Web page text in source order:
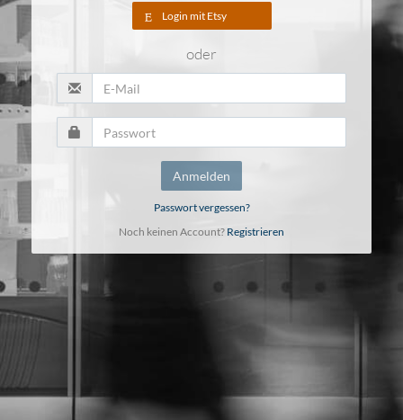
Login mit Etsy
oder
Anmelden
Passwort vergessen?
Noch keinen Account? Registrieren